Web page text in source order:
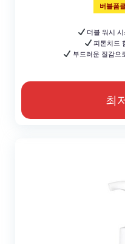
버블폼
더블 워시
피톤치드
부드러운 질감으
최